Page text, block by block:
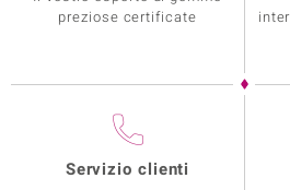
preziose certificate
Servizio clienti